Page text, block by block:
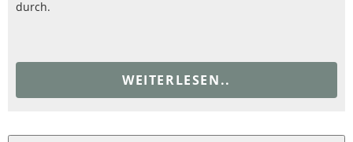
durch.
WEITERLESEN..